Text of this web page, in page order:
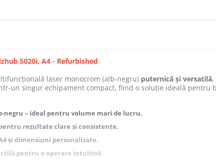
5020i, A4 - Refurbished
laser monocrom (alb-negru) puternică și versatilă
un singur echipament compact, fiind o soluție ideală
negru – ideal pentru volume mari de lucru.
rezultate clare și consistente.
și dimensiuni personalizate.
pentru o operare intuitivă.